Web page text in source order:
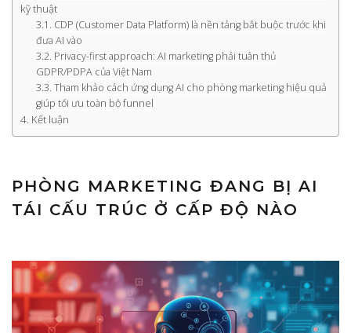
kỹ thuật
CDP (Customer Data Platform) là nền tảng bắt buộc trước khi
đưa AI vào
Privacy-first approach: AI marketing phải tuân thủ
GDPR/PDPA của Việt Nam
Tham khảo cách ứng dụng AI cho phòng marketing hiệu quả
giúp tối ưu toàn bộ funnel
Kết luận
PHÒNG MARKETING ĐANG BỊ AI
TÁI CẤU TRÚC Ở CẤP ĐỘ NÀO